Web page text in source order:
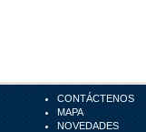
CONTÁCTENOS
MAPA
NOVEDADES